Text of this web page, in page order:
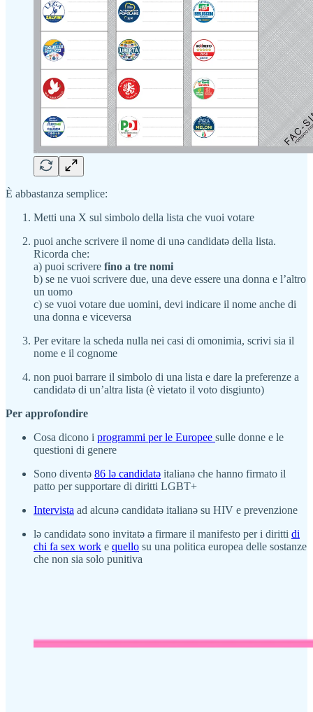
È abbastanza semplice:
Metti una X sul simbolo della lista che vuoi votare
puoi anche scrivere il nome di unə candidatə della lista.
Ricorda che:
a) puoi scrivere fino a tre nomi
b) se ne vuoi scrivere due, una deve essere una donna e l’altro
un uomo
c) se vuoi votare due uomini, devi indicare il nome anche di
una donna e viceversa
Per evitare la scheda nulla nei casi di omonimia, scrivi sia il
nome e il cognome
non puoi barrare il simbolo di una lista e dare la preferenze a
candidatə di un’altra lista (è vietato il voto disgiunto)
Per approfondire
Cosa dicono i programmi per le Europee sulle donne e le
questioni di genere
Sono diventə 86 lə candidatə italianə che hanno firmato il
patto per supportare di diritti LGBT+
Intervista ad alcunə candidatə italianə su HIV e prevenzione
lə candidatə sono invitatə a firmare il manifesto per i diritti di
chi fa sex work e quello su una politica europea delle sostanze
che non sia solo punitiva